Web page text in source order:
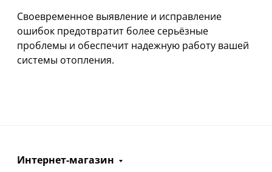
Своевременное выявление и исправление
ошибок предотвратит более серьёзные
проблемы и обеспечит надежную работу вашей
системы отопления.
Интернет-магазин